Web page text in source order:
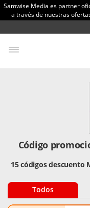
Samwise Media es partner
a través de nuestras
Código
15 códigos descuento
Todos